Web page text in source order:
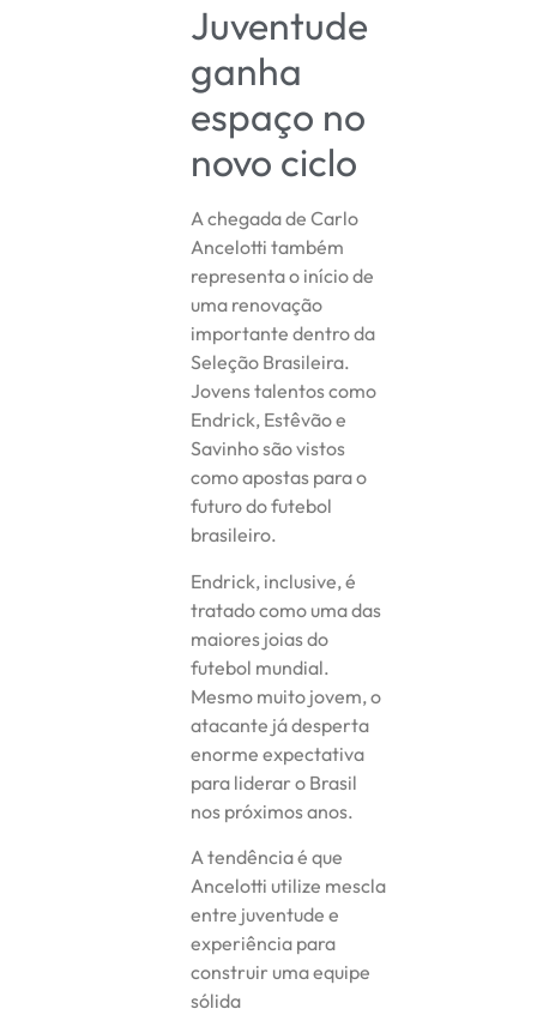
Juventude
ganha
espaço no
novo ciclo
A chegada de Carlo
Ancelotti também
representa o início de
uma renovação
importante dentro da
Seleção Brasileira.
Jovens talentos como
Endrick, Estêvão e
Savinho são vistos
como apostas para o
futuro do futebol
brasileiro.
Endrick, inclusive, é
tratado como uma das
maiores joias do
futebol mundial.
Mesmo muito jovem, o
atacante já desperta
enorme expectativa
para liderar o Brasil
nos próximos anos.
A tendência é que
Ancelotti utilize mescla
entre juventude e
experiência para
construir uma equipe
sólida